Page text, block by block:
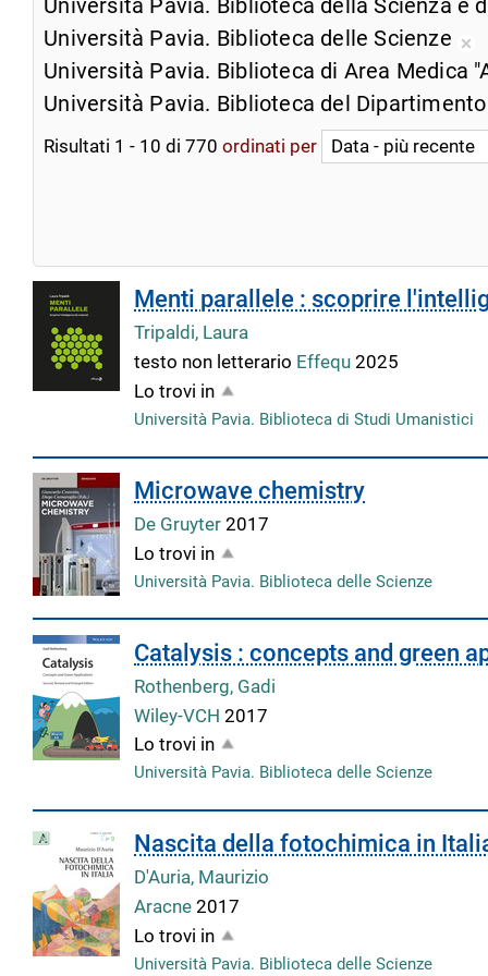
Università Pavia. Biblioteca della Scienza e
Università Pavia. Biblioteca delle Scienze
Università Pavia. Biblioteca di Area Medica
Università Pavia. Biblioteca del
Risultati 1 - 10 di770 ordinati per
Menti parallele : scoprire
Tripaldi, Laura
testo non letterario Effequ2025
Lo trovi in
Università Pavia. Biblioteca di Studi Umanistici
Microwave chemistry
De Gruyter2017
Lo trovi in
Università Pavia. Biblioteca delle Scienze
Catalysis : concepts and green
Rothenberg, Gadi
Wiley-VCH2017
Lo trovi in
Università Pavia. Biblioteca delle Scienze
Nascita della fotochimica in
D'Auria, Maurizio
Aracne2017
Lo trovi in
Università Pavia. Biblioteca delle Scienze